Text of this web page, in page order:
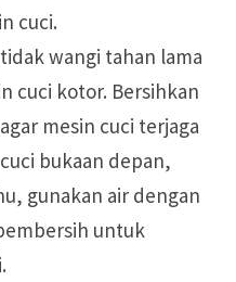
cuci.
wangi tahan lama
cuci kotor. Bersihkan
mesin cuci terjaga
bukaan depan,
gunakan air dengan
untuk